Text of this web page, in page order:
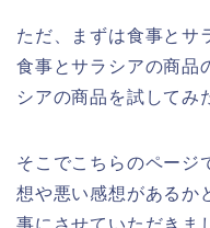
ただ、まずは食事とサ
食事とサラシアの商品
シアの商品を試してみ
そこでこちらのページ
想や悪い感想があるか